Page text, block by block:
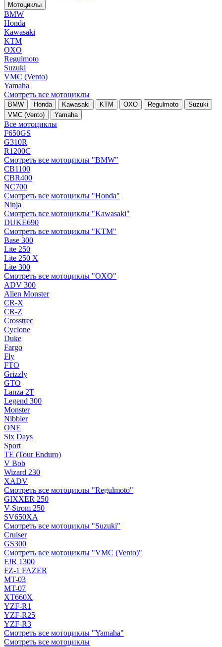
Мотоциклы
BMW
Honda
Kawasaki
KTM
OXO
Regulmoto
Suzuki
VMC (Vento)
Yamaha
Смотреть все мотоциклы
BMW Honda Kawasaki KTM OXO Regulmoto
Suzuki
VMC (Vento)
Yamaha
Все мотоциклы
F650GS
G310R
R1200C
Смотреть все мотоциклы "BMW"
CB1100
CBR400
NC700
Смотреть все мотоциклы "Honda"
Ninja
Смотреть все мотоциклы "Kawasaki"
DUKE690
Смотреть все мотоциклы "KTM"
Base 300
Lite 250
Lite 250 X
Lite 300
Смотреть все мотоциклы "OXO"
ADV 300
Alien Monster
CR-X
CR-Z
Crosstrec
Cyclone
Duke
Fargo
Fly
FTO
Grizzly
GTO
Lanza 2T
Legend 300
Monster
Nibbler
ONE
Six Days
Sport
TE (Tour Enduro)
V Bob
Wizard 230
XADV
Смотреть все мотоциклы "Regulmoto"
GIXXER 250
V-Strom 250
SV650XA
Смотреть все мотоциклы "Suzuki"
Cruiser
GS300
Смотреть все мотоциклы "VMC (Vento)"
FJR 1300
FZ-1 FAZER
MT-03
MT-07
XT660X
YZF-R1
YZF-R25
YZF-R3
Смотреть все мотоциклы "Yamaha"
Смотреть все мотоциклы